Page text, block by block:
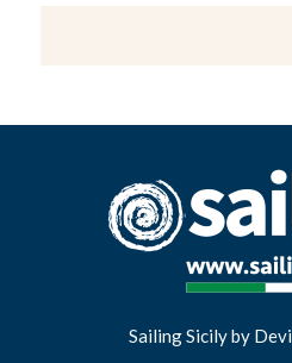
Sailing Sicilyby